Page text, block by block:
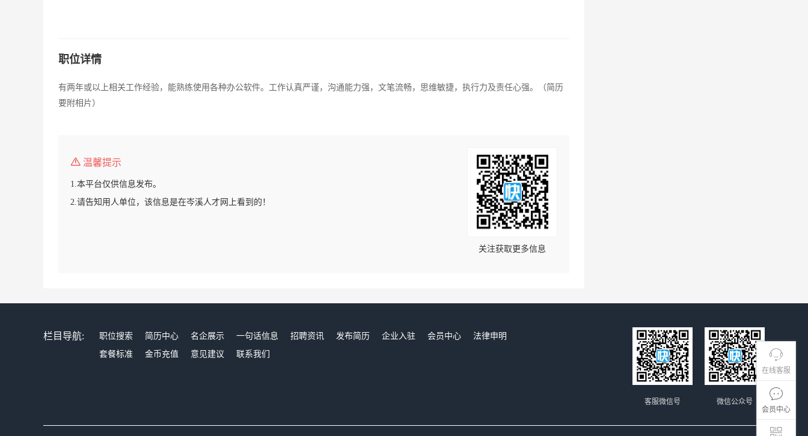
在线客服
会员中心
职位详情
有两年或以上相关工作经验，能熟练使用各种办公软件。工作认真严谨，沟通能力强，文笔流畅，思维敏捷，执行力及责任心强。（简历
要附相片）
温馨提示
1.本平台仅供信息发布。
2.请告知用人单位，该信息是在岑溪人才网上看到的！
关注获取更多信息
栏目导航: 职位搜索 简历中心 名企展示 一句话信息 招聘资讯 发布简历 企业入驻 会员中心
法律申明
套餐标准
金币充值 意见建议 联系我们
微信公众号
客服微信号